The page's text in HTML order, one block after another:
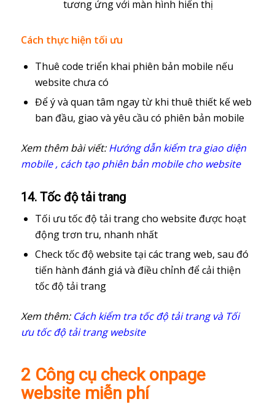
tương ứng với màn hình hiển thị
Cách thực hiện tối ưu
Thuê code triển khai phiên bản mobile nếu
website chưa có
Để ý và quan tâm ngay từ khi thuê thiết kế web
ban đầu, giao và yêu cầu có phiên bản mobile
Xem thêm bài viết:Hướng dẫn kiểm tra giao diện
mobile , cách tạo phiên bản mobile cho website
14. Tốc độ tải trang
Tối ưu tốc độ tải trang cho website được hoạt
động trơn tru, nhanh nhất
Check tốc độ website tại các trang web, sau đó
tiến hành đánh giá và điều chỉnh để cải thiện
tốc độ tải trang
Xem thêm: Cách kiểm tra tốc độ tải trang và Tối
ưu tốc độ tải trang website
2 Công cụ check onpage
website miễn phí